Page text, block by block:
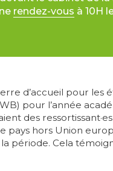
rendez-vous à 10H
d’accueil pour les
pour l’année
des
pays hors Union
période. Cela